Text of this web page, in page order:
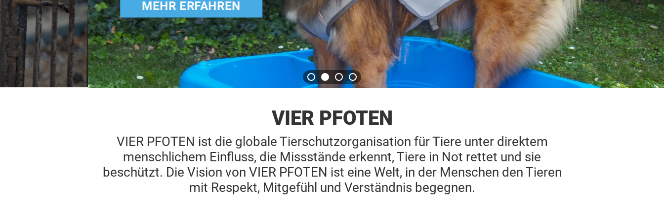
MEHR ERFAHREN
VIER PFOTEN
VIER PFOTEN ist die globale Tierschutzorganisation für Tiere unter direktem
menschlichem Einfluss, die Missstände erkennt, Tiere in Not rettet und sie
beschützt. Die Vision von VIER PFOTEN ist eine Welt, in der Menschen den Tieren
mit Respekt, Mitgefühl und Verständnis begegnen.